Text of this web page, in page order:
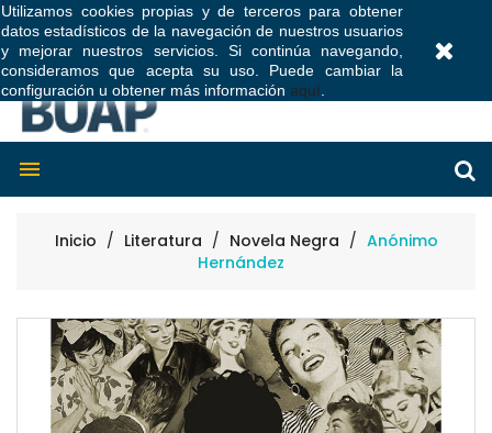
Utilizamos cookies propias y de terceros para obtener
datos estadísticos de la navegación de nuestros usuarios
y mejorar nuestros servicios. Si continúa navegando,
consideramos que acepta su uso. Puede cambiar la
configuración u obtener más información aquí

Inicio Literatura Novela Negra
Anónimo
Hernández